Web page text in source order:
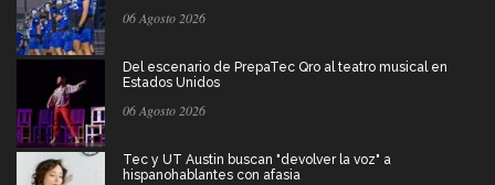
06 Agosto 2026
Del escenario de PrepaTec Qro al teatro musical en
Estados Unidos
06 Agosto 2026
Tec y UT Austin buscan "devolver la voz" a
hispanohablantes con afasia